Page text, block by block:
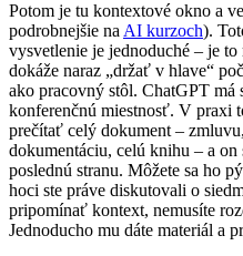
Potom je tu kontextové okno a
podrobnejšie na AI kurzoch).
vysvetlenie je jednoduché – je
dokáže naraz „držať v hlave“
ako pracovný stôl. ChatGPT má
konferenčnú miestnosť. V praxi
prečítať celý dokument –
dokumentáciu, celú knihu – a
poslednú stranu. Môžete sa ho
hoci ste práve diskutovali o
pripomínať kontext, nemusíte
Jednoducho mu dáte materiál a